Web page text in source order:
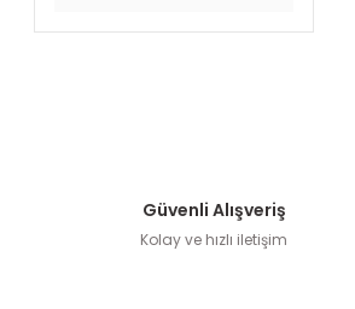
Güvenli Alışveriş
Kolay ve hızlı iletişim